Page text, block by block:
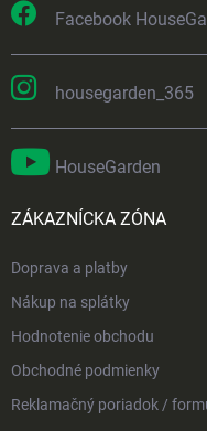
Facebook
housegarden_365
HouseGarden
ZÁKAZNÍCKA ZÓNA
Doprava a platby
Nákup na splátky
Hodnotenie obchodu
Obchodné podmienky
Reklamačný poriadok /